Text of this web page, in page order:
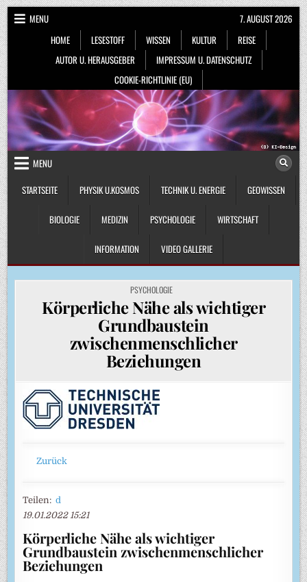
Skip
to
content
MENU
HOME
LESESTOFF WISSEN KULTUR
REISE
AUTOR U. HERAUSGEBER
IMPRESSUM U. DATENSCHUTZ
COOKIE-RICHTLINIE (EU)
7. AUGUST 2026
MENU
STARTSEITE
PHYSIK U.KOSMOS TECHNIK U. ENERGIE GEOWISSEN
BIOLOGIE MEDIZIN PSYCHOLOGIE WIRTSCHAFT
INFORMATION VIDEO GALLERIE
POSTED
IN
PSYCHOLOGIE
Körperliche Nähe als wichtiger
Grundbaustein
zwischenmenschlicher
Beziehungen
Zurück
Teilen:d
19.01.2022 15:21
Körperliche Nähe als wichtiger
Grundbaustein zwischenmenschlicher
Beziehungen